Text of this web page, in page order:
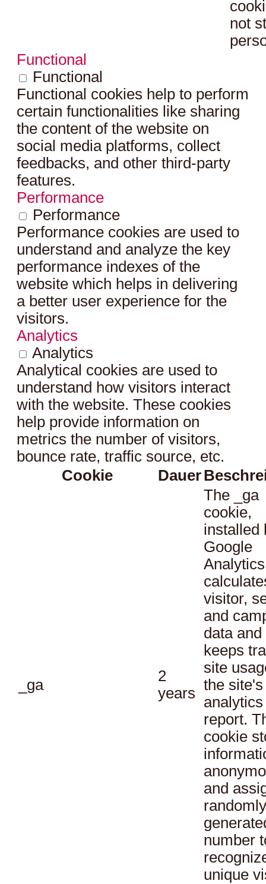
not
Functional
Functional
Functional cookies help to perform
certain functionalities like sharing
the content of the website on
social media platforms, collect
feedbacks, and other third-party
features.
Performance
Performance
Performance cookies are used to
understand and analyze the key
performance indexes of the
website which helps in delivering
a better user experience for the
visitors.
Analytics
Analytics
Analytical cookies are used to
understand how visitors interact
with the website. These cookies
help provide information on
metrics the number of visitors,
bounce rate, traffic source, etc.
Cookie
Dauer
_ga
2
years
The _ga
cookie,
installed
Google
visitor,
and
data and
keeps
site
the site's
analytics
report.
cookie
and
randomly
number
unique